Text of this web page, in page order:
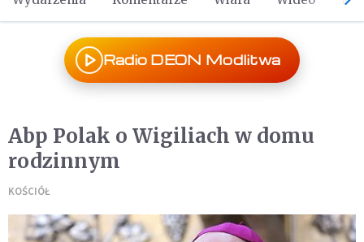
Radio DEON Modlitwa
Abp Polak o Wigiliach w domu
rodzinnym
KOŚCIÓŁ